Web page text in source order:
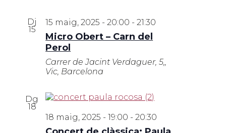
Dj
15
15 maig, 2025 - 20:00 -21:30
Micro Obert – Carn del
Perol
Carrer de Jacint Verdaguer, 5,,
Vic, Barcelona
Dg
18
18 maig, 2025 - 19:00 -20:30